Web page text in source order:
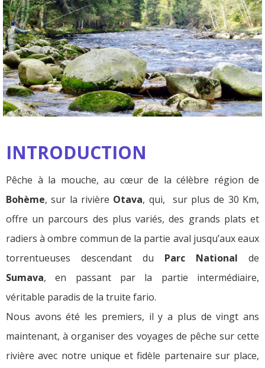
INTRODUCTION
Pêche à la mouche, au cœur de la célèbre région de
Bohème, sur la rivière Otava, qui, sur plus de 30 Km,
offre un parcours des plus variés, des grands plats et
radiers à ombre commun de la partie aval jusqu’aux eaux
torrentueuses descendant du Parc National de
Sumava, en passant par la partie intermédiaire,
véritable paradis de la truite fario.
Nous avons été les premiers, il y a plus de vingt ans
maintenant, à organiser des voyages de pêche sur cette
rivière avec notre unique et fidèle partenaire sur place,